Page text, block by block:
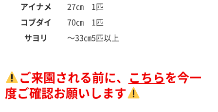
アイナメ
27㎝
1匹
コブダイ
70㎝
1匹
サヨリ
～33㎝5匹以上
ご来園される前に、 こちらを今一
度ご確認お願いします